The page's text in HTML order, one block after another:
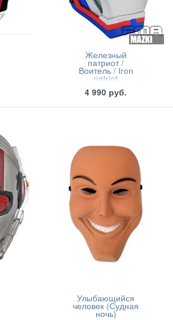
Железный
патриот /
Воитель / Iron
patriot
4 990 руб.
Улыбающийся
человек (Судная
ночь)